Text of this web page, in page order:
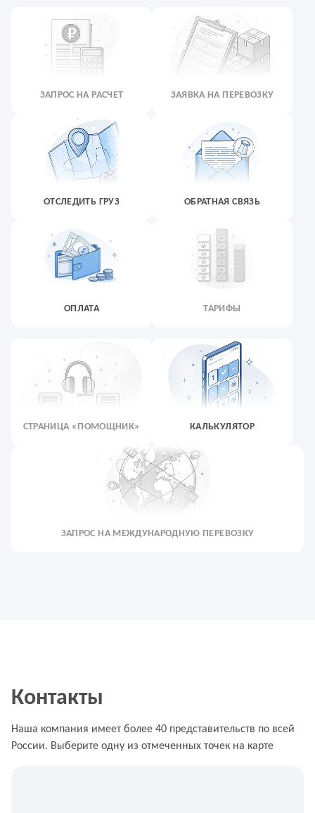
ЗАПРОС НА РАСЧЕТ ЗАЯВКА НА ПЕРЕВОЗКУ
ОТСЛЕДИТЬ ГРУЗ ОБРАТНАЯ СВЯЗЬ
ОПЛАТА ТАРИФЫ
СТРАНИЦА «ПОМОЩНИК» КАЛЬКУЛЯТОР
ЗАПРОС НА МЕЖДУНАРОДНУЮ ПЕРЕВОЗКУ
Контакты
Наша компания имеет более 40 представительств по всей
России. Выберите одну из отмеченных точек на карте